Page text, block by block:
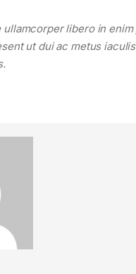
ullamcorper libero in
ut dui ac metus